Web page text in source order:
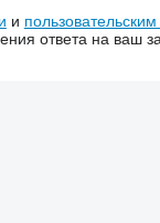
и
ответа на ваш